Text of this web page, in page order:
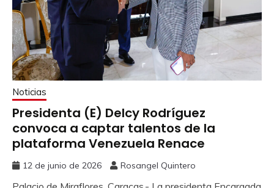
Noticias
Presidenta (E) Delcy Rodríguez
convoca a captar talentos de la
plataforma Venezuela Renace
12 de junio de 2026 Rosangel Quintero